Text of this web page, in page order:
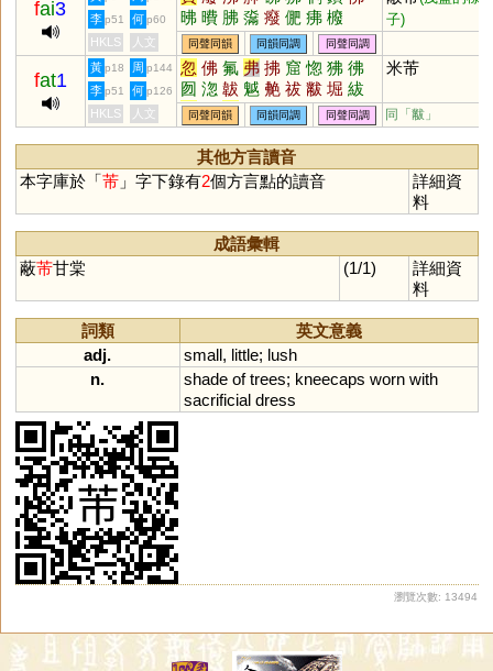
fai3
昲 曊 胇 濷 癈 俷 疿 櫠
子)
李 p51 何 p60
HKLS 人文 同聲同韻 同韻同調 同聲同調
fat1
黃 p18 周 p144 忽 佛 氟 弗 拂 窟 惚 狒 彿
囫 淴 韍 魆 艴 祓 黻 堀 紱
巿 笏 茀 窋 笰 袚 欻 綍 矻
胐 芴 曶 昒 帗 刜 紼 泏 匢
冹 啒 柭 柫 烼 翇 圣
米芾
李 p51 何 p126
HKLS 人文 同聲同韻 同韻同調 同聲同調 同「黻 」
其他方言讀音
本字庫於「芾」字下錄有2個方言點的讀音
詳細資
料
成語彙輯
蔽芾甘棠 (1/1)
詳細資
料
詞類
英文意義
adj.
small, little; lush
n.
shade of trees; kneecaps worn with
sacrificial dress
瀏覽次數: 13494